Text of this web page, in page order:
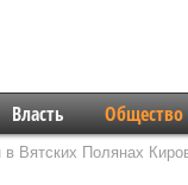
Власть Общество
в Вятских Полянах